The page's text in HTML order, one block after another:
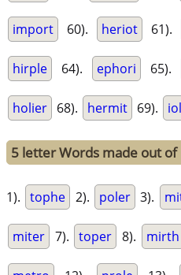
import 60). heriot 61).
hirple 64). ephori 65).
holier 68). hermit 69).
5 letter Words made out
1). tophe 2). poler 3).
miter 7). toper 8). mirth